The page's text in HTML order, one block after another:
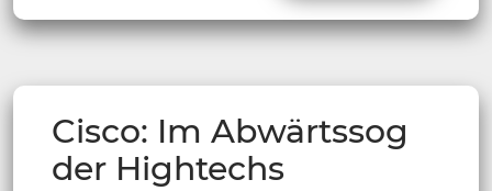
Cisco: Im Abwärtssog
der Hightechs